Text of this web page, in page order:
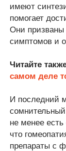
имеют
помогает
Они призваны
симптомов и
Читайте
самом деле
И последний
не менее
что
препараты с